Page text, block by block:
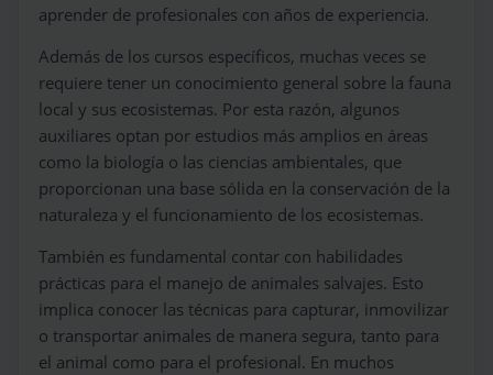
aprender de profesionales con años de experiencia.
Además de los cursos específicos, muchas veces se
requiere tener un conocimiento general sobre la fauna
local y sus ecosistemas. Por esta razón, algunos
auxiliares optan por estudios más amplios en áreas
como la biología o las ciencias ambientales, que
proporcionan una base sólida en la conservación de la
naturaleza y el funcionamiento de los ecosistemas.
También es fundamental contar con habilidades
prácticas para el manejo de animales salvajes. Esto
implica conocer las técnicas para capturar, inmovilizar
o transportar animales de manera segura, tanto para
el animal como para el profesional. En muchos